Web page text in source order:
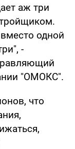
аж три
одной
-
"ОМОКС".
что